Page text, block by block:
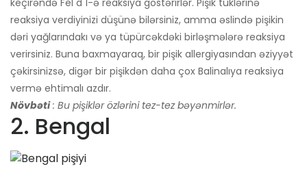
keçirəndə Fel d 1-ə reaksiya göstərirlər. Pişik tüklərinə
reaksiya verdiyinizi düşünə bilərsiniz, amma əslində pişikin
dəri yağlarındakı və ya tüpürcəkdəki birləşmələrə reaksiya
verirsiniz. Buna baxmayaraq, bir pişik allergiyasından əziyyət
çəkirsinizsə, digər bir pişikdən daha çox Balinalıya reaksiya
vermə ehtimalı azdır.
Növbəti: Bu pişiklər özlərini tez-tez bəyənmirlər.
2. Bengal